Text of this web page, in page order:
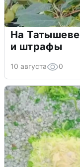
На
и штрафы
10 августа 0